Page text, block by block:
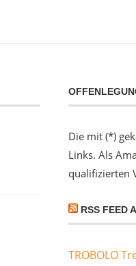
Die mit (*)
Links. Als
qualifizierten
RSS FEED
TROBOLO